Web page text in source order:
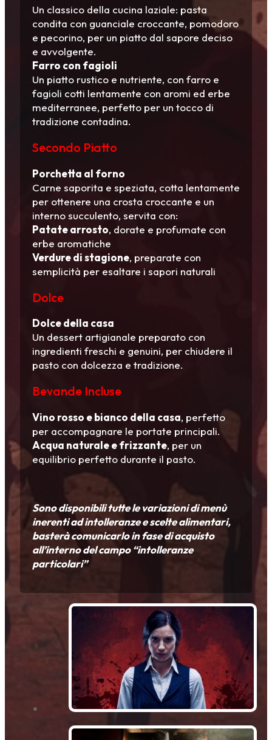
Un classico della cucina laziale: pasta
condita con guanciale croccante, pomodoro
e pecorino, per un piatto dal sapore deciso
e avvolgente.
Farro con fagioli
Un piatto rustico e nutriente, con farro e
fagioli cotti lentamente con aromi ed erbe
mediterranee, perfetto per un tocco di
tradizione contadina.
Secondo Piatto
Porchetta al forno
Carne saporita e speziata, cotta lentamente
per ottenere una crosta croccante e un
interno succulento, servita con:
Patate arrosto, dorate e profumate con
erbe aromatiche
Verdure di stagione, preparate con
semplicità per esaltare i sapori naturali
Dolce
Dolce della casa
Un dessert artigianale preparato con
ingredienti freschi e genuini, per chiudere il
pasto con dolcezza e tradizione.
Bevande Incluse
Vino rosso e bianco della casa, perfetto
per accompagnare le portate principali.
Acqua naturale e frizzante, per un
equilibrio perfetto durante il pasto.
Sono disponibili tutte le variazioni di menù
inerenti ad intolleranze e scelte alimentari,
basterà comunicarlo in fase di acquisto
all’interno del campo “intolleranze
particolari”